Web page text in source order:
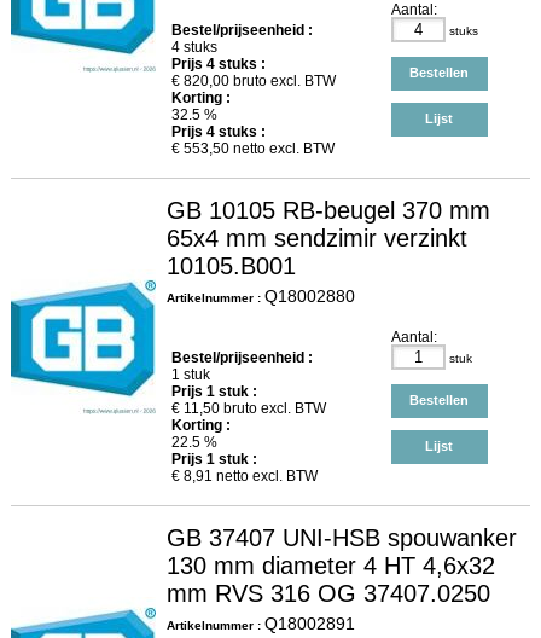
Bestel/prijseenheid :
4 stuks
Prijs 4stuks :
€ 820,00bruto excl. BTW
Korting :
32.5 %
Prijs 4stuks :
€ 553,50netto excl. BTW
Aantal:
stuks
Bestellen
Lijst
GB 10105 RB-beugel 370 mm
65x4 mm sendzimir verzinkt
10105.B001
Artikelnummer : Q18002880
Bestel/prijseenheid :
1 stuk
Prijs 1stuk :
€ 11,50bruto excl. BTW
Korting :
22.5 %
Prijs 1stuk :
€ 8,91 netto excl. BTW
Aantal:
stuk
Bestellen
Lijst
GB 37407 UNI-HSB spouwanker
130 mm diameter 4 HT 4,6x32
mm RVS 316 OG 37407.0250
Artikelnummer : Q18002891